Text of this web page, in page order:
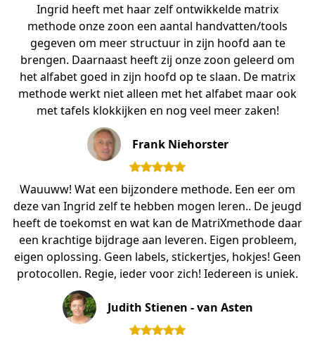
Ingrid heeft met haar zelf ontwikkelde matrix
methode onze zoon een aantal handvatten/tools
gegeven om meer structuur in zijn hoofd aan te
brengen. Daarnaast heeft zij onze zoon geleerd om
het alfabet goed in zijn hoofd op te slaan. De matrix
methode werkt niet alleen met het alfabet maar ook
met tafels klokkijken en nog veel meer zaken!
Frank Niehorster
Wauuww! Wat een bijzondere methode. Een eer om
deze van Ingrid zelf te hebben mogen leren.. De jeugd
heeft de toekomst en wat kan de MatriXmethode daar
een krachtige bijdrage aan leveren. Eigen probleem,
eigen oplossing. Geen labels, stickertjes, hokjes! Geen
protocollen. Regie, ieder voor zich! Iedereen is uniek.
Judith Stienen - van Asten